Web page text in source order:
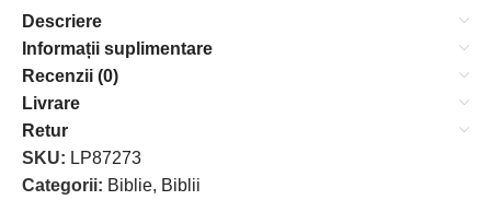
Descriere
Informații suplimentare
Recenzii (0)
Livrare
Retur
SKU: LP87273
Categorii: Biblie, Biblii